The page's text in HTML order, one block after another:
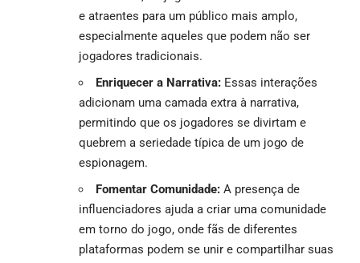
e atraentes para um público mais amplo,
especialmente aqueles que podem não ser
jogadores tradicionais.
Enriquecer a Narrativa: Essas interações
adicionam uma camada extra à narrativa,
permitindo que os jogadores se divirtam e
quebrem a seriedade típica de um jogo de
espionagem.
Fomentar Comunidade: A presença de
influenciadores ajuda a criar uma comunidade
em torno do jogo, onde fãs de diferentes
plataformas podem se unir e compartilhar suas